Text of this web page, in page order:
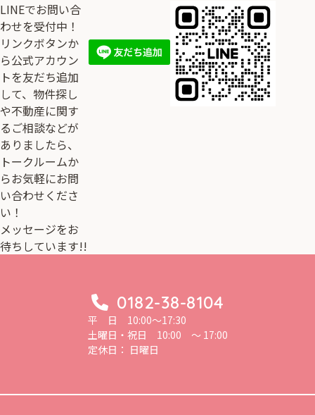
LINEでお問い合
わせを受付中！
リンクボタンか
ら公式アカウン
トを友だち追加
して、物件探し
や不動産に関す
るご相談などが
ありましたら、
トークルームか
らお気軽にお問
い合わせくださ
い！
メッセージをお
待ちしています!!
0182-38-8104
平 日 10:00～17:30
土曜日・祝日 10:00 ～ 17:00
定休日： 日曜日